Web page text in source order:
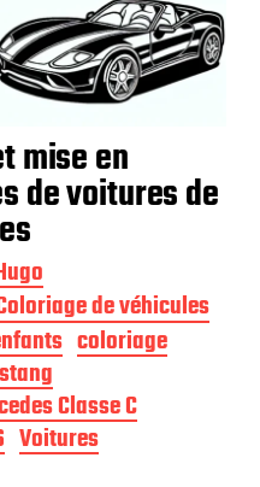
mise en
de voitures de
de véhicules
coloriage
Classe C
Voitures